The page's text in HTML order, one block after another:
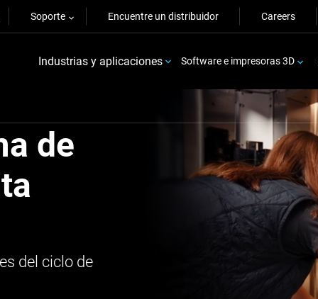
Soporte Encuentre un distribuidor Careers
Industrias y aplicaciones Software e impresoras 3D
de
del ciclo de